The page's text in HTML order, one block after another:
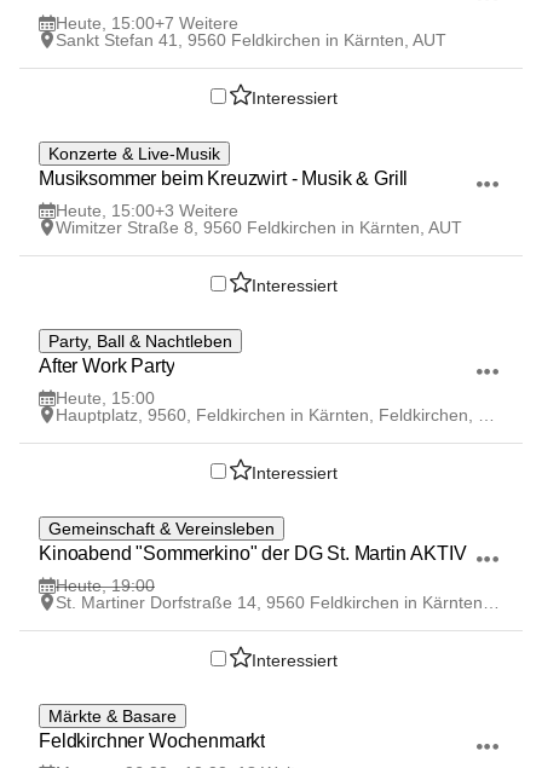
Heute, 15:00+7 Weitere
Sankt Stefan 41, 9560 Feldkirchen in Kärnten, AUT
Interessiert
7
AUG
Konzerte & Live-Musik
Musiksommer beim Kreuzwirt - Musik & Grill
Heute, 15:00+3 Weitere
Wimitzer Straße 8, 9560 Feldkirchen in Kärnten, AUT
Interessiert
7
AUG
Party, Ball & Nachtleben
After Work Party
Heute, 15:00
Interessiert
7
AUG
Gemeinschaft & Vereinsleben
Kinoabend "Sommerkino" der DG St. Martin AKTIV
Heute, 19:00
Interessiert
8
AUG
Märkte & Basare
Feldkirchner Wochenmarkt